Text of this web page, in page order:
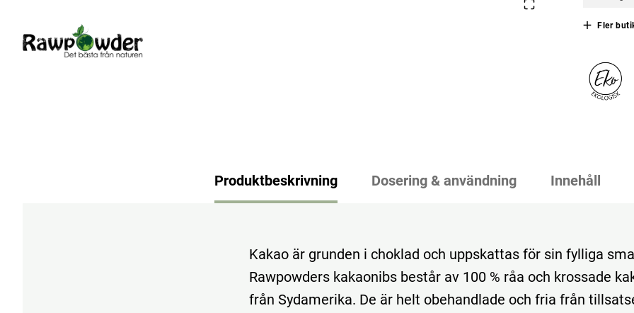
Fler
Produktbeskrivning Dosering & användning Innehåll
Kakao är grunden i choklad och uppskattas för sin fylliga
Rawpowders kakaonibs består av 100 % råa och krossade
från Sydamerika. De är helt obehandlade och fria från